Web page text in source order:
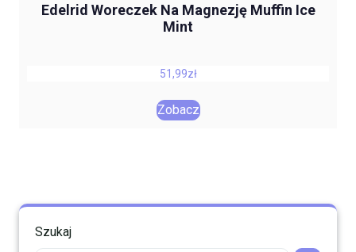
Edelrid Woreczek Na Magnezję Muffin Ice
Mint
51,99zł
Zobacz
Szukaj